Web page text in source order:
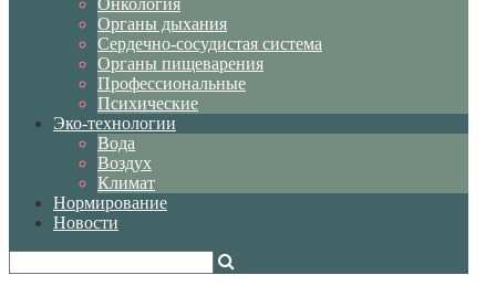
Онкология
Органы дыхания
Сердечно-сосудистая система
Органы пищеварения
Профессиональные
Психические
Эко-технологии
Вода
Воздух
Климат
Нормирование
Новости